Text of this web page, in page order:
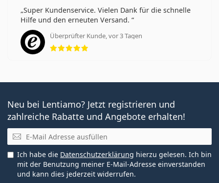
Super Kundenservice. Vielen Dank für die schnelle
Hilfe und den erneuten Versand.
Überprüfter Kunde, vor 3 Tagen
Bewertung 5 aus 5
Neu bei Lentiamo? Jetzt registrieren und
zahlreiche Rabatte und Angebote erhalten!
E-Mail
Ich habe die Datenschutzerklärung hierzu gelesen. Ich bin
mit der Benutzung meiner E-Mail-Adresse einverstanden
und kann dies jederzeit widerrufen.